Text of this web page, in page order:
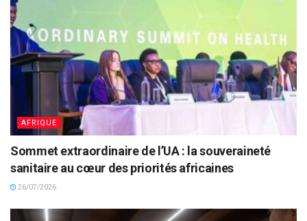
AFRIQUE
Sommet extraordinaire de l’UA : la souveraineté
sanitaire au cœur des priorités africaines
26/07/2026